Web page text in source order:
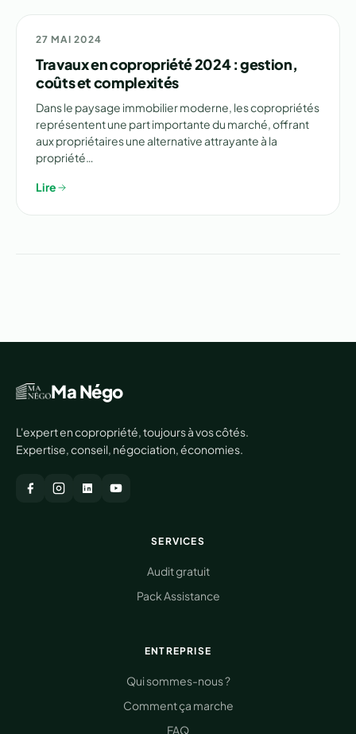
🔨 TRAVAUX
27 MAI 2024
Travaux en copropriété 2024 : gestion,
coûts et complexités
Dans le paysage immobilier moderne, les copropriétés
représentent une part importante du marché, offrant
aux propriétaires une alternative attrayante à la
propriété…
Lire
Ma Négo
L'expert en copropriété, toujours à vos côtés.
Expertise, conseil, négociation, économies.
SERVICES
Audit gratuit
Pack Assistance
ENTREPRISE
Qui sommes-nous ?
Comment ça marche
FAQ